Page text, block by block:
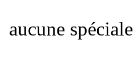
aucune